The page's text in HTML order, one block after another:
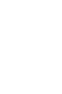
讓您購物簡單
先享後付」